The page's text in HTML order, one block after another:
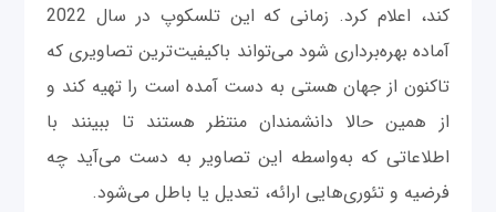
کند، اعلام کرد. زمانی که این تلسکوپ در سال 2022
آماده بهره‌برداری شود می‌تواند باکیفیت‌ترین تصاویری که
تاکنون از جهان هستی به دست آمده است را تهیه کند و
از همین حالا دانشمندان منتظر هستند تا ببینند با
اطلاعاتی که به‌واسطه این تصاویر به دست می‌آید چه
فرضیه و تئوری‌هایی ارائه، تعدیل یا باطل می‌شود.